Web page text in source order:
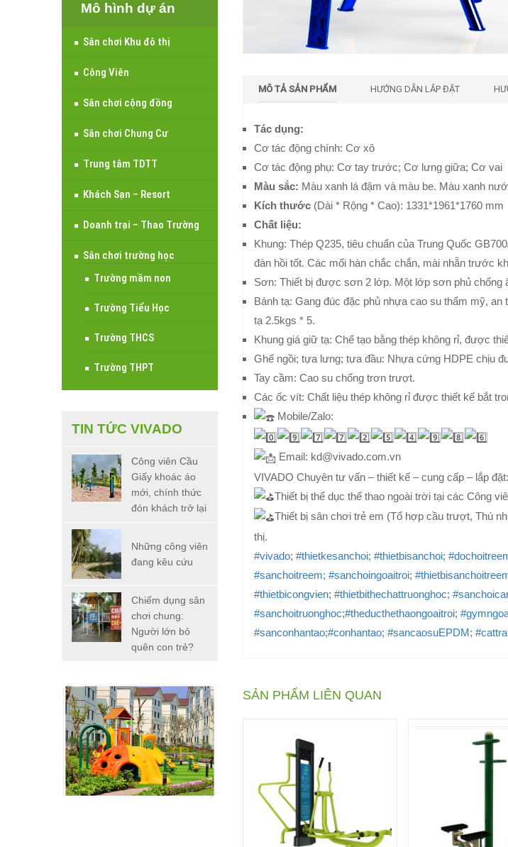
Mô hình dự án
Sân chơi Khu đô thị
Công Viên
Sân chơi cộng đồng
Sân chơi Chung Cư
Trung tâm TDTT
Khách Sạn – Resort
Doanh trại – Thao Trường
Sân chơi trường học
Trường mầm non
Trường Tiểu Học
Trường THCS
Trường THPT
TIN TỨC VIVADO
Công viên Cầu
Giấy khoác áo
mới, chính thức
đón khách trở lại
Những công viên
đang kêu cứu
Chiếm dụng sân
chơi chung:
Người lớn bỏ
quên con trẻ?
MÔ TẢ SẢN PHẨM HƯỚNG DẪN LẮP ĐẶT
Tác dụng:
Cơ tác động chính: Cơ xô
Cơ tác động phụ: Cơ tay trước; Cơ lưng giữa; Cơ vai
Màu sắc: Màu xanh lá đậm và màu be. Màu xanh
Kích thước (Dài * Rộng * Cao): 1331*1961*1760 mm
Chất liệu:
Khung: Thép Q235, tiêu chuẩn của Trung Quốc
đàn hồi tốt. Các mối hàn chắc chắn, mài nhẵn trước
Sơn: Thiết bị được sơn 2 lớp. Một lớp sơn phủ
Bánh tạ: Gang đúc đặc phủ nhựa cao su thẩm mỹ,
tạ 2.5kgs * 5.
Khung giá giữ tạ: Chế tạo bằng thép không rỉ, được
Ghế ngồi; tựa lưng; tựa đầu: Nhựa cứng HDPE chịu
Tay cầm: Cao su chống trơn trượt.
Các ốc vít: Chất liệu thép không rỉ được thiết kế bắt
Mobile/Zalo:
Email: kd@vivado.com.vn
VIVADO Chuyên tư vấn – thiết kế – cung cấp – lắp đặt:
Thiết bị thể dục thể thao ngoài trời tại các Công
Thiết bị sân chơi trẻ em (Tổ hợp cầu trượt, Thú
thị.
#vivado; #thietkesanchoi; #thietbisanchoi;
#sanchoitreem; #sanchoingoaitroi;
#thietbicongvien; #thietbithechattruonghoc;
#sanchoitruonghoc;#theducthethaongoaitroi;
#sanconhantao;#conhantao; #sancaosuEPDM;
SẢN PHẨM LIÊN QUAN